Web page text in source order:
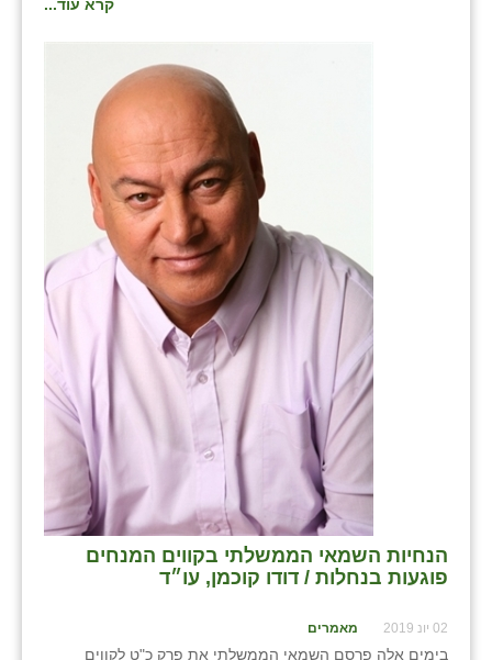
קרא עוד...
הנחיות השמאי הממשלתי בקווים המנחים
פוגעות בנחלות / דודו קוכמן, עו״ד
02 יונ 2019 מאמרים
בימים אלה פרסם השמאי הממשלתי את פרק כ"ט לקווים